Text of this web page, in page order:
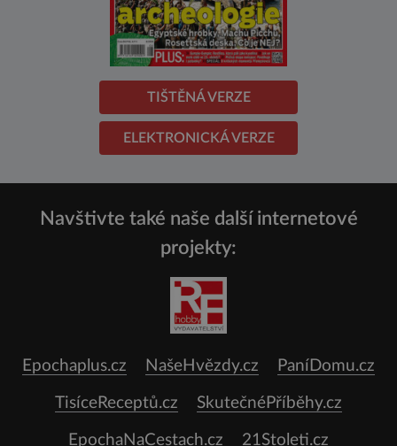
TIŠTĚNÁ VERZE
ELEKTRONICKÁ VERZE
Navštivte také naše další internetové
projekty:
Epochaplus.cz NašeHvězdy.cz PaníDomu.cz
TisíceReceptů.cz SkutečnéPříběhy.cz
EpochaNaCestach.cz 21Stoleti.cz